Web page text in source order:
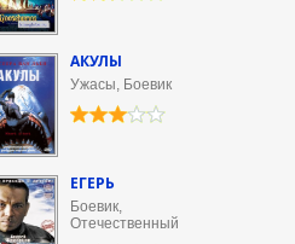
АКУЛЫ
Ужасы, Боевик
ЕГЕРЬ
Боевик,
Отечественный